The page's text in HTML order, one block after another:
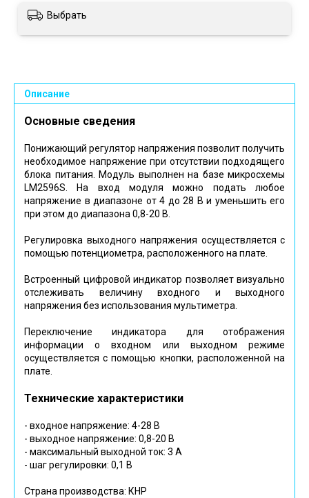
Выбрать
Описание
Основные сведения
Понижающий регулятор напряжения позволит получить
необходимое напряжение при отсутствии подходящего
блока питания. Модуль выполнен на базе микросхемы
LM2596S. На вход модуля можно подать любое
напряжение в диапазоне от 4 до 28 В и уменьшить его
при этом до диапазона 0,8-20 В.
Регулировка выходного напряжения осуществляется с
помощью потенциометра, расположенного на плате.
Встроенный цифровой индикатор позволяет визуально
отслеживать величину входного и выходного
напряжения без использования мультиметра.
Переключение индикатора для отображения
информации о входном или выходном режиме
осуществляется с помощью кнопки, расположенной на
плате.
Технические характеристики
- входное напряжение: 4-28 В
- выходное напряжение: 0,8-20 В
- максимальный выходной ток: 3 А
- шаг регулировки: 0,1 В
Страна производства: КНР